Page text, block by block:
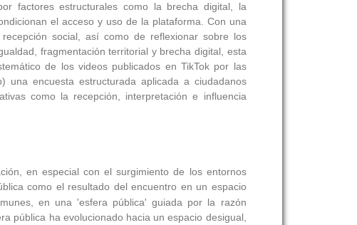
factores estructurales como la brecha digital, la
el acceso y uso de la plataforma. Con una
social, así como de reflexionar sobre los
fragmentación territorial y brecha digital, esta
de los videos publicados en TikTok por las
encuesta estructurada aplicada a ciudadanos
como la recepción, interpretación e influencia
en especial con el surgimiento de los entornos
como el resultado del encuentro en un espacio
en una 'esfera pública' guiada por la razón
pública ha evolucionado hacia un espacio desigual,